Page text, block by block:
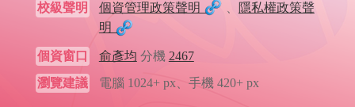
校級聲明
個資管理政策聲明
隱私權政策聲
明
個資窗口 俞彥均 分機 2467
瀏覽建議
電腦 1024+ px、手機 420+ px